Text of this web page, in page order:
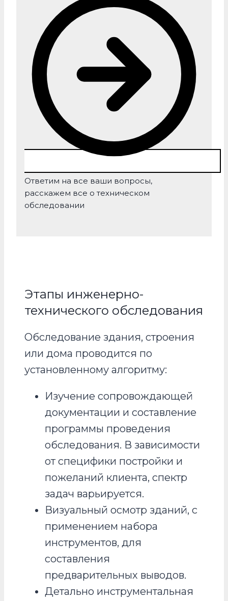
Ответим на все ваши вопросы,
расскажем все о техническом
обследовании
Этапы инженерно-
технического обследования
Обследование здания, строения
или дома проводится по
установленному алгоритму:
Изучение сопровождающей
документации и составление
программы проведения
обследования. В зависимости
от специфики постройки и
пожеланий клиента, спектр
задач варьируется.
Визуальный осмотр зданий, с
применением набора
инструментов, для
составления
предварительных выводов.
Детально инструментальная